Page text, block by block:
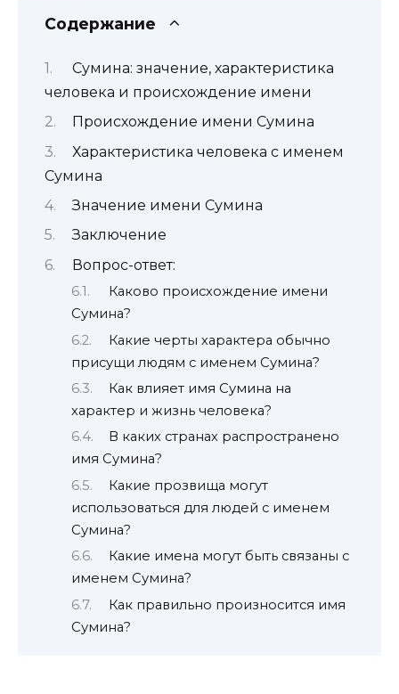
Содержание
Сумина: значение, характеристика
человека и происхождение имени
Происхождение имени Сумина
Характеристика человека с именем
Сумина
Значение имени Сумина
Заключение
Вопрос-ответ:
Каково происхождение имени
Сумина?
Какие черты характера обычно
присущи людям с именем Сумина?
Как влияет имя Сумина на
характер и жизнь человека?
В каких странах распространено
имя Сумина?
Какие прозвища могут
использоваться для людей с именем
Сумина?
Какие имена могут быть связаны с
именем Сумина?
Как правильно произносится имя
Сумина?